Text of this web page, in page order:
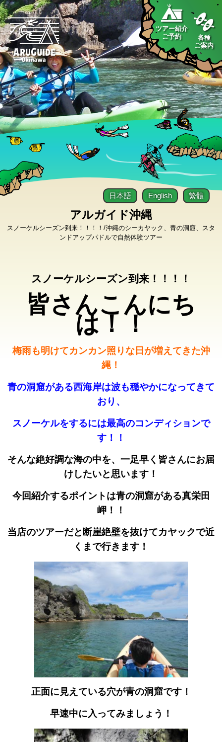
ツアー紹介
ご予約
各種
ご案内
アルガイド沖縄
スノーケルシーズン到来！！！！/沖縄のシーカヤック、青の洞窟、スタ
ンドアップパドルで自然体験ツアー
日本語 English 繁體
スノーケルシーズン到来！！！！
皆さんこんにち
は！！
梅雨も明けてカンカン照りな日が増えてきた沖
縄！
青の洞窟がある西海岸は波も穏やかになってきて
おり、
スノーケルをするには最高のコンディションで
す！！
そんな絶好調な海の中を、一足早く皆さんにお届
けしたいと思います！
今回紹介するポイントは青の洞窟がある真栄田
岬！！
当店のツアーだと断崖絶壁を抜けてカヤックで近
くまで行きます！
正面に見えている穴が青の洞窟です！
早速中に入ってみましょう！